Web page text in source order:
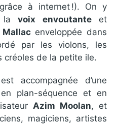
à internet !). On y
lavoix envoutanteet
enveloppée dans
par les violons, les
créoles de la petite ile.
accompagnée d’une
plan-séquence et en
Azim Moolan, et
magiciens, artistes